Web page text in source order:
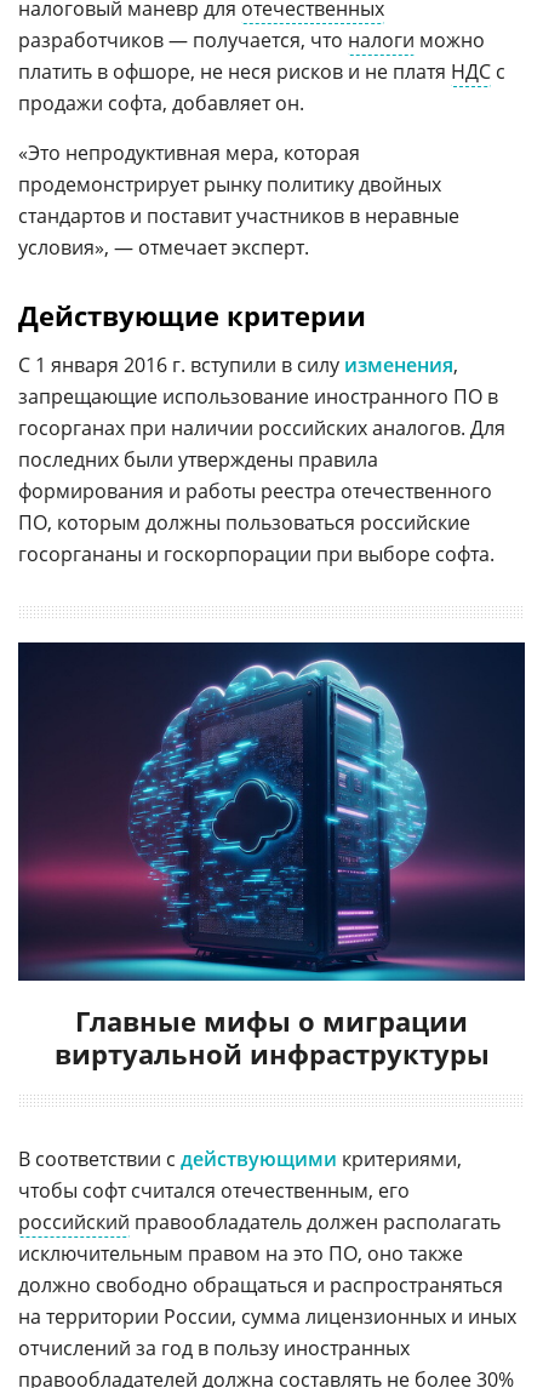
налоговый маневр для отечественных
разработчиков — получается, что налоги можно
платить в офшоре, не неся рисков и не платя НДС с
продажи софта, добавляет он.
«Это непродуктивная мера, которая
продемонстрирует рынку политику двойных
стандартов и поставит участников в неравные
условия», — отмечает эксперт.
Действующие критерии
С 1 января 2016 г. вступили в силу изменения,
запрещающие использование иностранного ПО в
госорганах при наличии российских аналогов. Для
последних были утверждены правила
формирования и работы реестра отечественного
ПО, которым должны пользоваться российские
госоргананы и госкорпорации при выборе софта.
Главные мифы о миграции
виртуальной инфраструктуры
В соответствии с действующими критериями,
чтобы софт считался отечественным, его
российский правообладатель должен располагать
исключительным правом на это ПО, оно также
должно свободно обращаться и распространяться
на территории России, сумма лицензионных и иных
отчислений за год в пользу иностранных
правообладателей должна составлять не более 30%